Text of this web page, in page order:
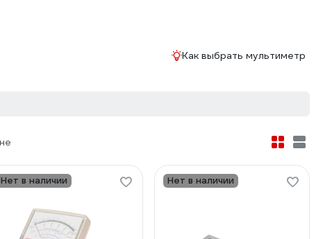
Как выбрать мультиметр
Нет в наличии Нет в наличии